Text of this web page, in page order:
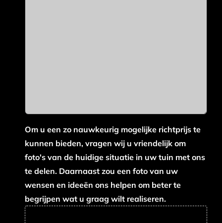
Om u een zo nauwkeurig mogelijke richtprijs te
kunnen bieden, vragen wij u vriendelijk om
foto's van de huidige situatie in uw tuin met ons
te delen. Daarnaast zou een foto van uw
wensen en ideeën ons helpen om beter te
begrijpen wat u graag wilt realiseren.